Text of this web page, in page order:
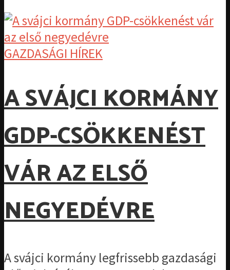
GAZDASÁGI HÍREK
A SVÁJCI KORMÁNY
GDP-CSÖKKENÉST
VÁR AZ ELSŐ
NEGYEDÉVRE
A svájci kormány legfrissebb gazdasági